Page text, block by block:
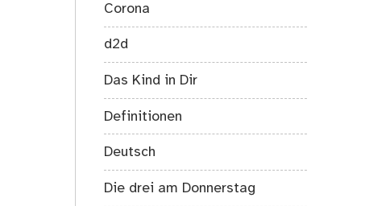
Corona
d2d
Das Kind in Dir
Definitionen
Deutsch
Die drei am Donnerstag